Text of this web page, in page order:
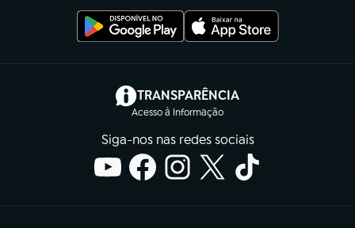
TRANSPARÊNCIA
Acesso à Informação
(abre em nova aba)
Siga-nos nas redes sociais